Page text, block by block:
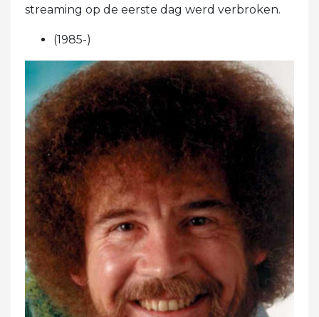
streaming op de eerste dag werd verbroken.
(1985-)